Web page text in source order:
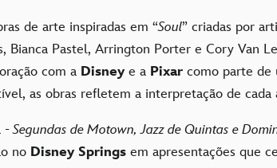
de arte inspiradas em “Soul” criadas por
Bianca Pastel, Arrington Porter e Cory Van
com a Disney e a Pixar como parte de
as obras refletem a interpretação de
-Segundas de Motown, Jazz de Quintas e
no Disney Springs em apresentações que